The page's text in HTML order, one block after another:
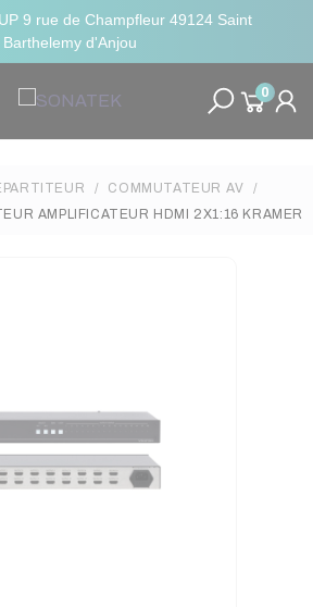
9 rue de Champfleur 49124 Saint
Barthelemy d'Anjou
0
COMMUTATEUR AV
AMPLIFICATEUR HDMI 2X1:16 KRAMER